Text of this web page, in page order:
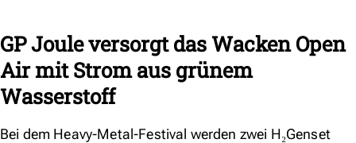
GP Joule versorgt das Wacken Open
Air mit Strom aus grünem
Wasserstoff
Bei dem Heavy-Metal-Festival werden zwei H₂Genset